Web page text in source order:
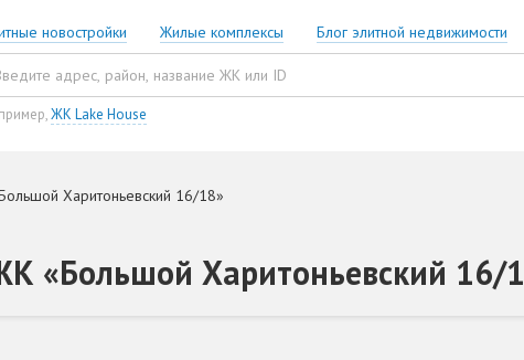
новостройки Жилые комплексы Блог элитной недвижимости
ЖК Lake House
Харитоньевский 16/18»
«Большой Харитоньевский 16/